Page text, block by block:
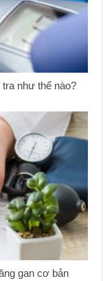
như thế nào?
gan cơ bản